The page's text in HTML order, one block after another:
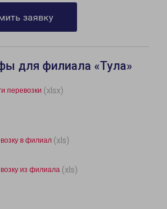
заявку
для филиала «Тула»
перевозки (xlsx)
в филиал (xls)
из филиала (xls)